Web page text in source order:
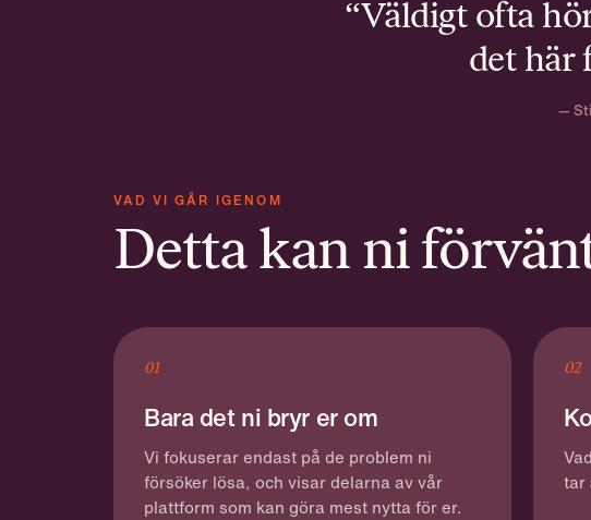
“Väldigt ofta
det här
—
VAD VI GÅR IGENOM
Detta kan ni
01
Bara det ni bryr er om
Vi fokuserar endast på de problem ni
försöker lösa, och visar delarna av vår
plattform som kan göra mest nytta för er.
02
tar